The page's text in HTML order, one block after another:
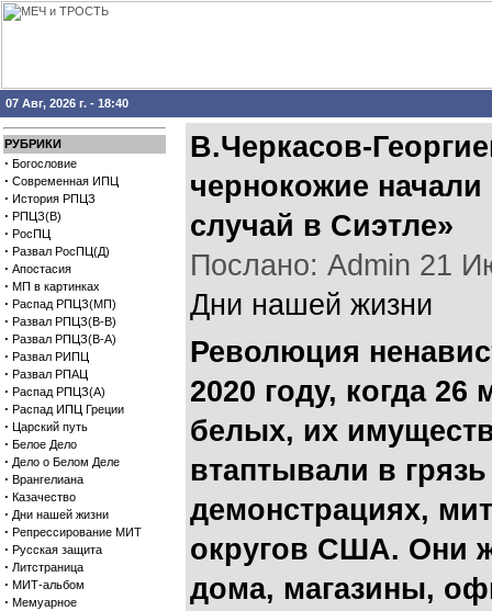
07 Авг, 2026 г. - 18:40
РУБРИКИ
· Богословие
· Современная ИПЦ
· История РПЦЗ
· РПЦЗ(В)
· РосПЦ
· Развал РосПЦ(Д)
· Апостасия
· МП в картинках
· Распад РПЦЗ(МП)
· Развал РПЦЗ(В-В)
· Развал РПЦЗ(В-А)
· Развал РИПЦ
· Развал РПАЦ
· Распад РПЦЗ(А)
· Распад ИПЦ Греции
· Царский путь
· Белое Дело
· Дело о Белом Деле
· Врангелиана
· Казачество
· Дни нашей жизни
· Репрессирование МИТ
· Русская защита
· Литстраница
· МИТ-альбом
· Мемуарное
В.Черкасов-
чернокожие
случай в Сиэтле»
Послано: Admin 21
Дни нашей жизни
Революция
2020 году, когда
белых, их
втаптывали в
демонстрациях,
округов США. Они
дома, магазины,